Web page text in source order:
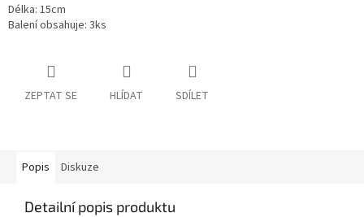
Délka: 15cm
Balení obsahuje: 3ks
ZEPTAT SE HLÍDAT SDÍLET
Popis Diskuze
Detailní popis produktu